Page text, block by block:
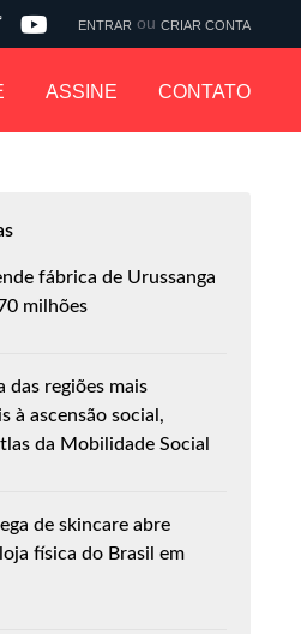
ASSINE CONTATO
ENTRAR ou CRIAR CONTA
fábrica de Urussanga
milhões
das regiões mais
à ascensão social,
da Mobilidade Social
de skincare abre
física do Brasil em